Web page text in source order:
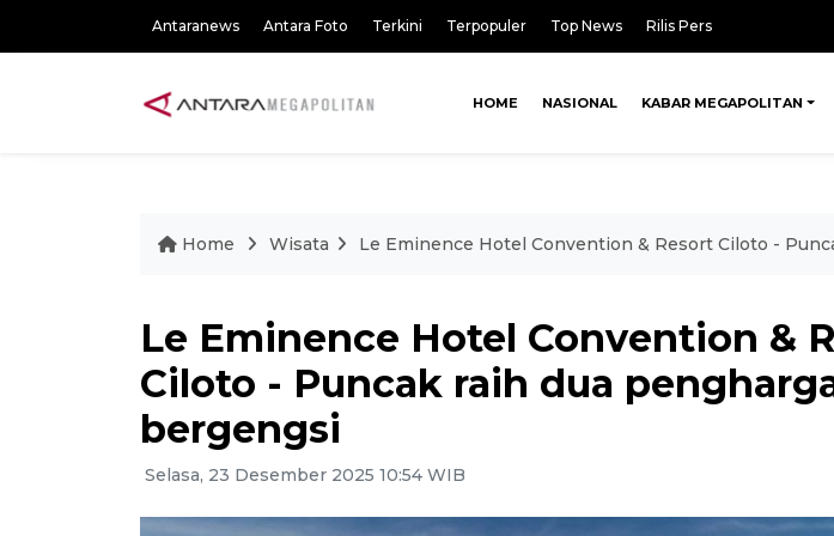
Antaranews Antara Foto Terkini Terpopuler Top News Rilis Pers
HOME NASIONAL KABAR MEGAPOLITAN
Home Wisata Le Eminence Hotel Convention & Resort Ciloto -
Le Eminence Hotel Convention &
Ciloto - Puncak raih dua
bergengsi
Selasa, 23 Desember 2025 10:54 WIB